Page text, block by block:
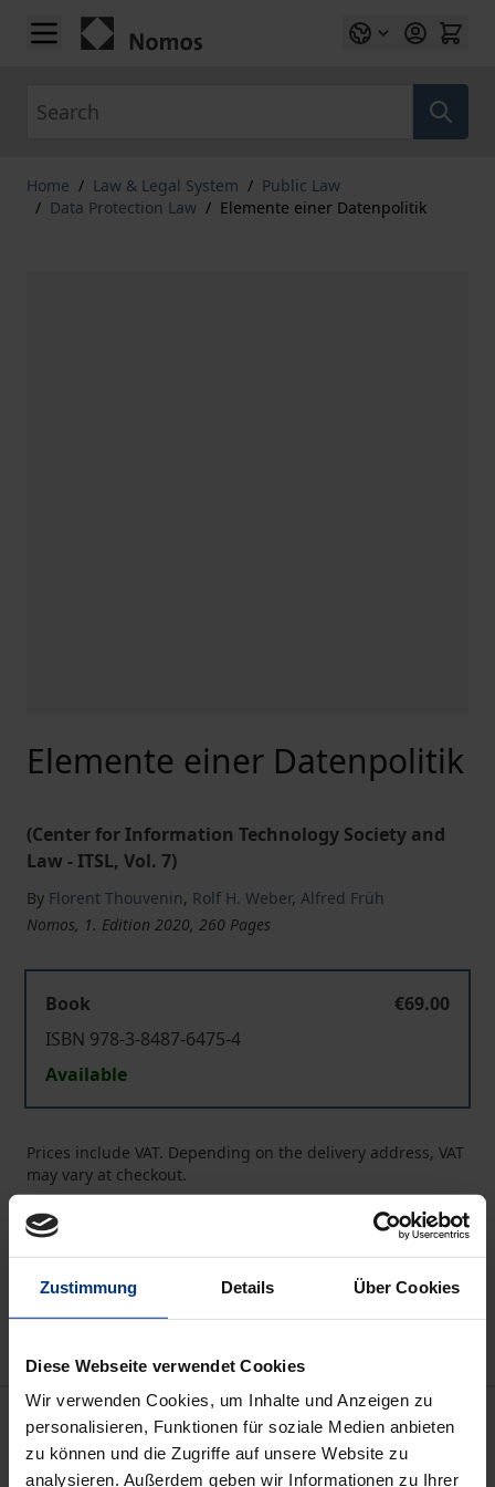
Zustimmung Details Über Cookies
Diese Webseite verwendet Cookies
Wir verwenden Cookies, um Inhalte und Anzeigen zu
personalisieren, Funktionen für soziale Medien anbieten
zu können und die Zugriffe auf unsere Website zu
analysieren. Außerdem geben wir Informationen zu Ihrer
Skip to Content
Home / Law & Legal System / Public Law
/ Data Protection Law / Elemente einer Datenpolitik
Elemente einer Datenpolitik
(Center for Information Technology Society and
Law - ITSL, Vol. 7)
By Florent Thouvenin, Rolf H. Weber, Alfred Früh
Nomos, 1. Edition 2020, 260 Pages
Book
€69.00
ISBN 978-3-8487-6475-4
Available
Prices include VAT. Depending on the delivery address, VAT
may vary at checkout.
Delivery cost notice
Description
Das vorliegende Buch untersucht drei zentrale